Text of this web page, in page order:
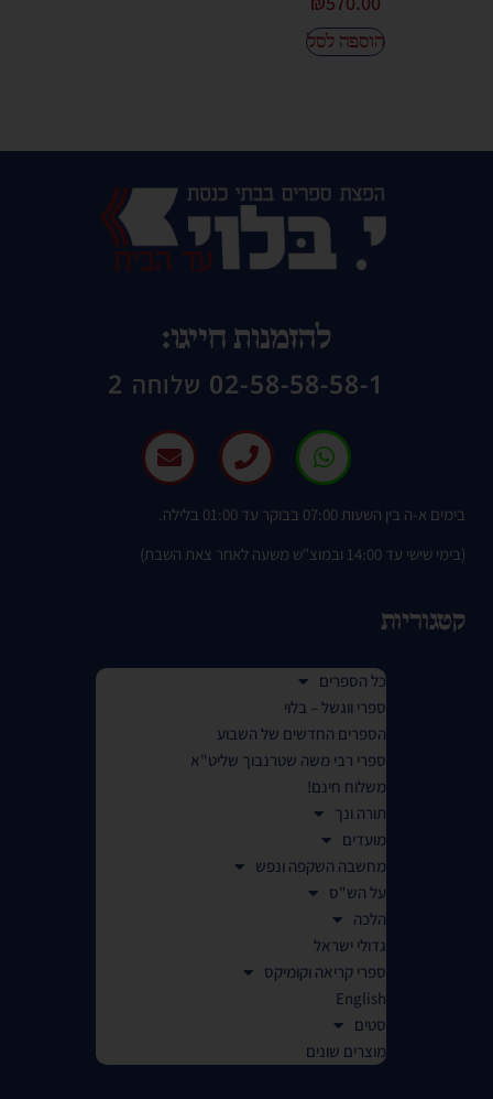
הוספה לסל
להזמנות חייגו:
02-58-58-58-1 שלוחה 2
בימים א-ה בין השעות 07:00 בבוקר עד 01:00 בלילה.
(בימי שישי עד 14:00 ובמוצ"ש משעה לאחר צאת השבת)
קטגוריות
כל הספרים
ספרי ווגשל – בלוי
הספרים החדשים של השבוע
ספרי רבי משה שטרנבוך שליט"א
משלוח חינם!
תורה ונך
מועדים
מחשבה השקפה ונפש
על הש"ס
הלכה
גדולי ישראל
ספרי קריאה וקומיקס
English
סטים
מוצרים שונים